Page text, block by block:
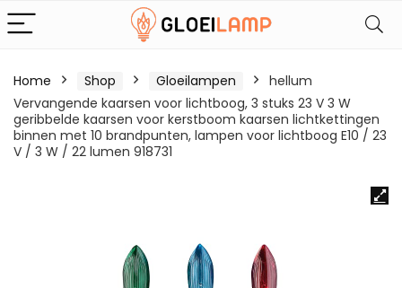
Home Shop Gloeilampen
hellum
Vervangende kaarsen voor lichtboog, 3 stuks 23 V 3 W
geribbelde kaarsen voor kerstboom kaarsen lichtkettingen
binnen met 10 brandpunten, lampen voor lichtboog E10 / 23
V / 3 W / 22 lumen 918731